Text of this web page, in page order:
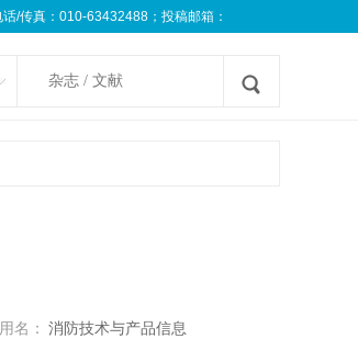
/传真：010-63432488；投稿邮箱：
名： 消防技术与产品信息